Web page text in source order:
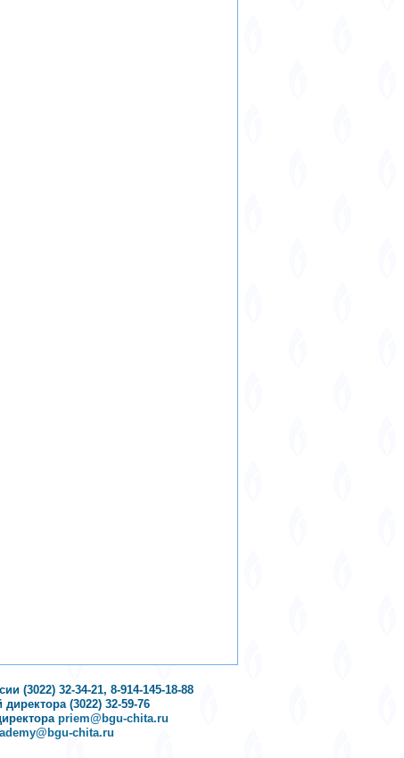
(3022) 32-34-21, 8-914-145-18-88
(3022) 32-59-76
priem@bgu-chita.ru
chita.ru